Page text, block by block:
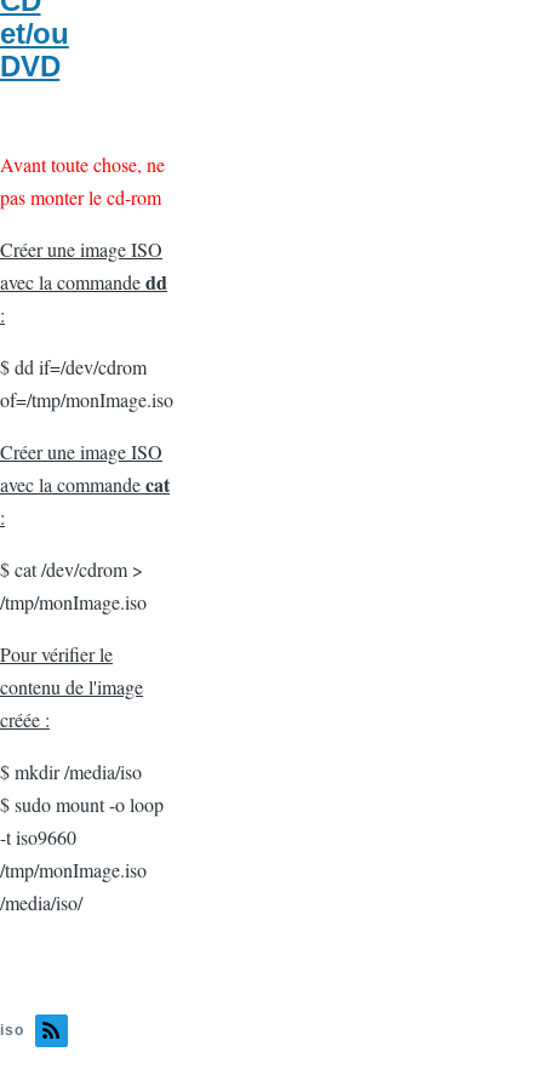
et/ou
DVD
Avant toute chose, ne
pas monter le cd-rom
Créer une image ISO
avec la commandedd
:
$ dd if=/dev/cdrom
of=/tmp/monImage.iso
Créer une image ISO
avec la commandecat
:
$ cat /dev/cdrom >
/tmp/monImage.iso
Pour vérifier le
contenu de l'image
créée :
$ mkdir /media/iso
$ sudo mount -o loop
-t iso9660
/tmp/monImage.iso
/media/iso/
iso